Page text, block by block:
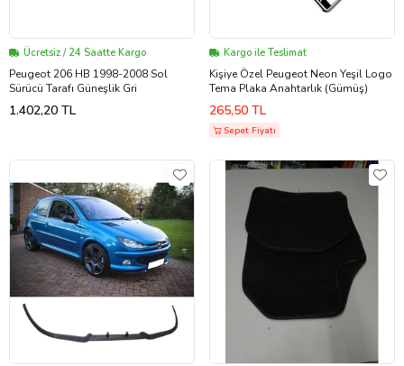
Ücretsiz / 24 Saatte Kargo
Peugeot 206 HB 1998-2008 Sol
Sürücü Tarafı Güneşlik Gri
1.402,20 TL
Kargo ile Teslimat
Kişiye Özel Peugeot Neon Yeşil Logo
Tema Plaka Anahtarlık (Gümüş)
265,50 TL
Sepet Fiyatı